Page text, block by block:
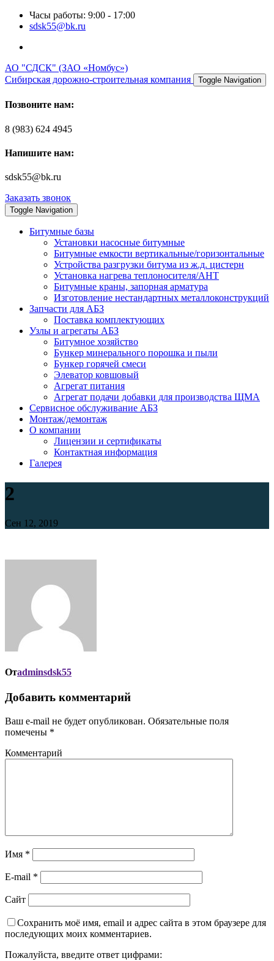
Часы работы: 9:00 - 17:00
sdsk55@bk.ru
АО "СДСК" (ЗАО «Номбус»)
Сибирская дорожно-строительная компания
Toggle Navigation
Позвоните нам:
8 (983) 624 4945
Напишите нам:
sdsk55@bk.ru
Заказать звонок
Toggle Navigation
Битумные базы
Установки насосные битумные
Битумные емкости вертикальные/горизонтальные
Устройства разгрузки битума из ж.д. цистерн
Установка нагрева теплоносителя/АНТ
Битумные краны, запорная арматура
Изготовление нестандартных металлоконструкций
Запчасти для АБЗ
Поставка комплектующих
Узлы и агрегаты АБЗ
Битумное хозяйство
Бункер минерального порошка и пыли
Бункер горячей смеси
Элеватор ковшовый
Агрегат питания
Агрегат подачи добавки для производства ЩМА
Сервисное обслуживание АБЗ
Монтаж/демонтаж
О компании
Лицензии и сертификаты
Контактная информация
Галерея
2
Сен 12, 2019
Отadminsdsk55
Добавить комментарий
Ваш e-mail не будет опубликован. Обязательные поля
помечены *
Комментарий
Имя *
E-mail *
Сайт
Сохранить моё имя, email и адрес сайта в этом браузере для
последующих моих комментариев.
Пожалуйста, введите ответ цифрами: